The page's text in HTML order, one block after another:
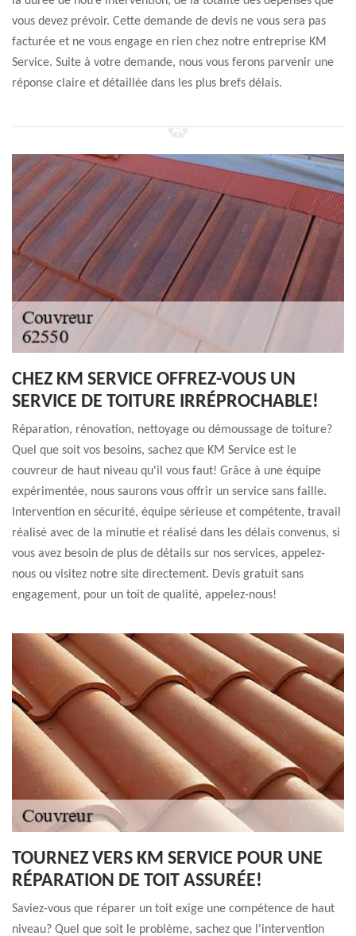
vous devez prévoir. Cette demande de devis ne vous sera pas
facturée et ne vous engage en rien chez notre entreprise KM
Service. Suite à votre demande, nous vous ferons parvenir une
réponse claire et détaillée dans les plus brefs délais.
CHEZ KM SERVICE OFFREZ-VOUS UN
SERVICE DE TOITURE IRRÉPROCHABLE!
Réparation, rénovation, nettoyage ou démoussage de toiture?
Quel que soit vos besoins, sachez que KM Service est le
couvreur de haut niveau qu'il vous faut! Grâce à une équipe
expérimentée, nous saurons vous offrir un service sans faille.
Intervention en sécurité, équipe sérieuse et compétente, travail
réalisé avec de la minutie et réalisé dans les délais convenus, si
vous avez besoin de plus de détails sur nos services, appelez-
nous ou visitez notre site directement. Devis gratuit sans
engagement, pour un toit de qualité, appelez-nous!
TOURNEZ VERS KM SERVICE POUR UNE
RÉPARATION DE TOIT ASSURÉE!
Saviez-vous que réparer un toit exige une compétence de haut
niveau? Quel que soit le problème, sachez que l'intervention